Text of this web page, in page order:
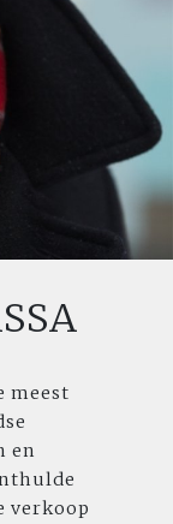
meest
en
verkoop